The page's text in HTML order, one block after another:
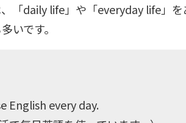
「daily life」や「everyday life」
いです。
English every day.